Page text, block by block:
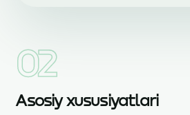
02
Asosiy xususiyatlari